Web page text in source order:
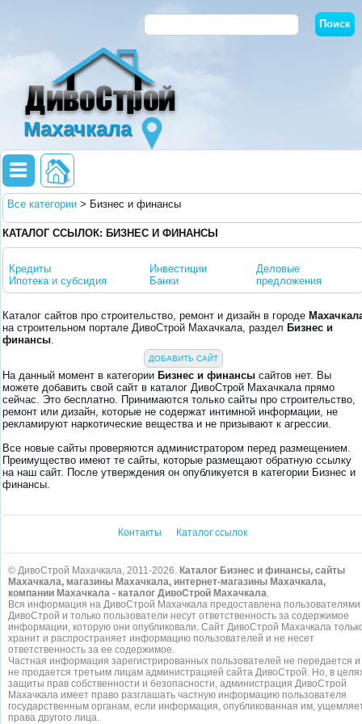
Махачкала
Все категории > Бизнес и финансы
КАТАЛОГ ССЫЛОК: БИЗНЕС И ФИНАНСЫ
Кредиты
Ипотека и субсидия
Инвестиции
Банки
Деловые
предложения
Каталог сайтов про строительство, ремонт и дизайн в городе
на строительном портале ДивоСтрой Махачкала, раздел Бизнес и
финансы.
ДОБАВИТЬ САЙТ
На данный момент в категории Бизнес и финансы сайтов нет. Вы
можете добавить свой сайт в каталог ДивоСтрой Махачкала прямо
сейчас. Это бесплатно. Принимаются только сайты про строительство,
ремонт или дизайн, которые не содержат интимной информации, не
рекламируют наркотические вещества и не призывают к агрессии.
Все новые сайты проверяются администратором перед размещением.
Преимущество имеют те сайты, которые размещают обратную ссылку
на наш сайт. После утверждения он опубликуется в категории Бизнес и
финансы.
Контакты Каталог ссылок
© ДивоСтрой Махачкала, 2011-2026. Каталог Бизнес и финансы, сайты
Махачкала, магазины Махачкала, интернет-магазины Махачкала,
компании Махачкала - каталог ДивоСтрой Махачкала.
Вся информация на ДивоСтрой Махачкала предоставлена пользователями
ДивоСтрой и только пользователи несут ответственность за содержимое
информации, которую они опубликовали. Сайт ДивоСтрой Махачкала
хранит и распространяет информацию пользователей и не несет
ответственность за ее содержимое.
Частная информация зарегистрированных пользователей не передается и
не продается третьим лицам администрацией сайта ДивоСтрой. Но, в
защиты прав собственности и безопасности, администрация ДивоСтрой
Махачкала имеет право разглашать частную информацию пользователя
государственным органам, если информация, опубликованная им,
права другого лица.